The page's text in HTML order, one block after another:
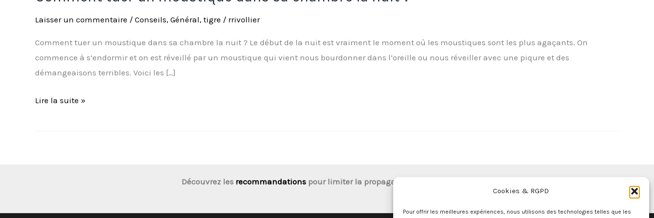
Cookies & RGPD
Pour offrir les meilleures expériences, nous utilisons des technologies telles que les
Laisser un commentaire / Conseils, Général, tigre / rrivollier
Comment tuer un moustique dans sa chambre la nuit ? Le début de la nuit est vraiment le moment où les moustiques sont les plus agaçants. On
commence à s’endormir et on est réveillé par un moustique qui vient nous bourdonner dans l’oreille ou nous réveiller avec une piqure et des
démangeaisons terribles. Voici les […]
Lire la suite »
Découvrez les recommandationspour limiter la propagation des moustiques